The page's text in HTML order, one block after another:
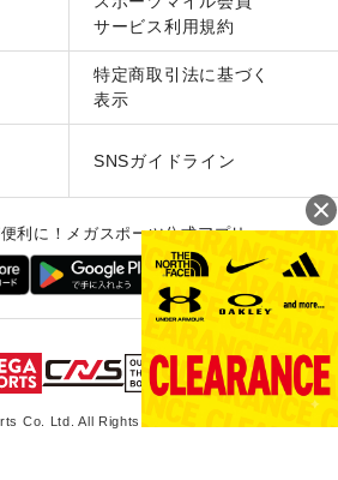
サービス利用規約
特定商取引法に基づく
表示
SNSガイドライン
利に！メガスポーツ公式アプリ
Co. Ltd. All Rights Reserved.